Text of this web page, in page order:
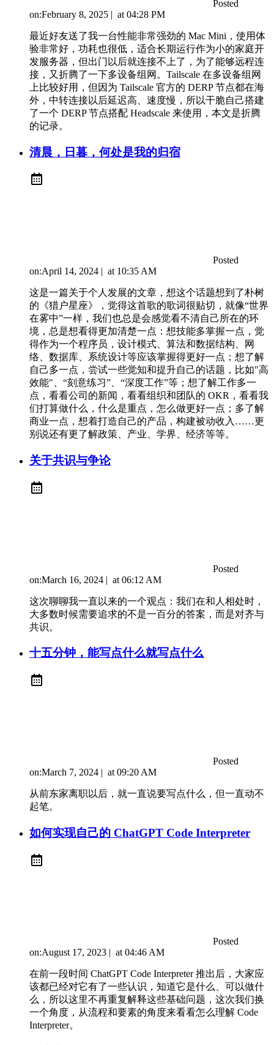
Posted
on:February 8, 2025 | at 04:28 PM
最近好友送了我一台性能非常强劲的 Mac Mini，使用体
验非常好，功耗也很低，适合长期运行作为小的家庭开
发服务器，但出门以后就连接不上了，为了能够远程连
接，又折腾了一下多设备组网。Tailscale 在多设备组网
上比较好用，但因为 Tailscale 官方的 DERP 节点都在海
外，中转连接以后延迟高、速度慢，所以干脆自己搭建
了一个 DERP 节点搭配 Headscale 来使用，本文是折腾
的记录。
清晨，日暮，何处是我的归宿
Posted
on:April 14, 2024 | at 10:35 AM
这是一篇关于个人发展的文章，想这个话题想到了朴树
的《猎户星座》，觉得这首歌的歌词很贴切，就像“世界
在雾中”一样，我们也总是会感觉看不清自己所在的环
境，总是想看得更加清楚一点：想技能多掌握一点，觉
得作为一个程序员，设计模式、算法和数据结构、网
络、数据库、系统设计等应该掌握得更好一点；想了解
自己多一点，尝试一些觉知和提升自己的话题，比如"高
效能"、“刻意练习”、“深度工作”等；想了解工作多一
点，看看公司的新闻，看看组织和团队的 OKR，看看我
们打算做什么，什么是重点，怎么做更好一点；多了解
商业一点，想着打造自己的产品，构建被动收入……更
别说还有更了解政策、产业、学界、经济等等。
关于共识与争论
Posted
on:March 16, 2024 | at 06:12 AM
这次聊聊我一直以来的一个观点：我们在和人相处时，
大多数时候需要追求的不是一百分的答案，而是对齐与
共识。
十五分钟，能写点什么就写点什么
Posted
on:March 7, 2024 | at 09:20 AM
从前东家离职以后，就一直说要写点什么，但一直动不
起笔。
如何实现自己的 ChatGPT Code Interpreter
Posted
on:August 17, 2023 | at 04:46 AM
在前一段时间 ChatGPT Code Interpreter 推出后，大家应
该都已经对它有了一些认识，知道它是什么、可以做什
么，所以这里不再重复解释这些基础问题，这次我们换
一个角度，从流程和要素的角度来看看怎么理解 Code
Interpreter。